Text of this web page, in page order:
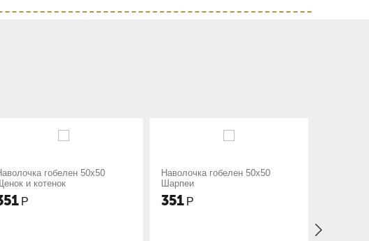
Наволочка гобелен 50х50
Шарпеи
Наволочка гобелен 50х50